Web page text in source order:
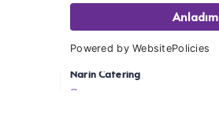
Anladım
Powered by WebsitePolicies
Narin Catering